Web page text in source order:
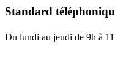
Standard
Du lundi au jeudi de 9h à